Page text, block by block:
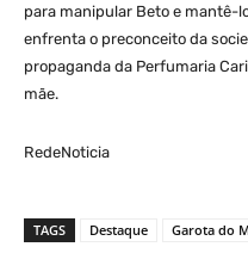
para manipular Beto e mantê-
enfrenta o preconceito da
propaganda da Perfumaria
mãe.
RedeNoticia
TAGS Destaque Garota do